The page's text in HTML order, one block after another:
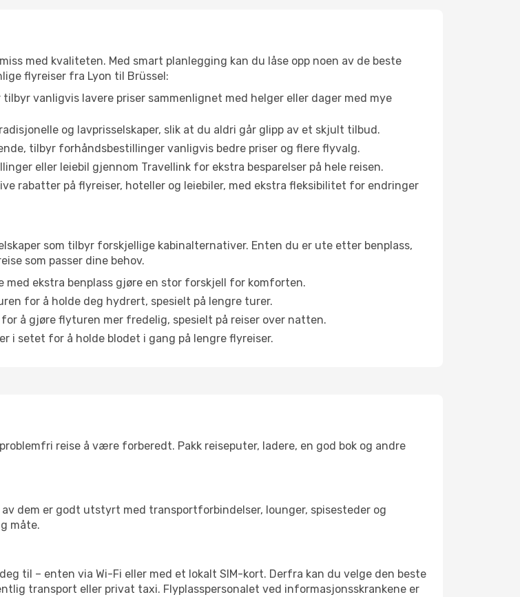
med kvaliteten. Med smart planlegging kan du låse opp noen av de beste
flyreiser fra Lyon til Brüssel:
vanligvis lavere priser sammenlignet med helger eller dager med mye
og lavprisselskaper, slik at du aldri går glipp av et skjult tilbud.
tilbyr forhåndsbestillinger vanligvis bedre priser og flere flyvalg.
eller leiebil gjennom Travellink for ekstra besparelser på hele reisen.
rabatter på flyreiser, hoteller og leiebiler, med ekstra fleksibilitet for endringer
som tilbyr forskjellige kabinalternativer. Enten du er ute etter benplass,
som passer dine behov.
med ekstra benplass gjøre en stor forskjell for komforten.
for å holde deg hydrert, spesielt på lengre turer.
å gjøre flyturen mer fredelig, spesielt på reiser over natten.
i setet for å holde blodet i gang på lengre flyreiser.
reise å være forberedt. Pakk reiseputer, ladere, en god bok og andre
dem er godt utstyrt med transportforbindelser, lounger, spisesteder og
måte.
til – enten via Wi-Fi eller med et lokalt SIM-kort. Derfra kan du velge den beste
transport eller privat taxi. Flyplasspersonalet ved informasjonsskrankene er